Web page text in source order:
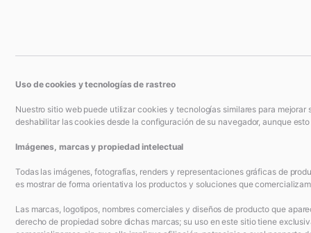
Uso de cookies y tecnologías de rastreo
Nuestro sitio web puede utilizar cookies y tecnologías similares para
deshabilitar las cookies desde la configuración de su navegador, aunque
Imágenes, marcas y propiedad intelectual
Todas las imágenes, fotografías, renders y representaciones gráficas de
es mostrar de forma orientativa los productos y soluciones que
Las marcas, logotipos, nombres comerciales y diseños de producto que
derecho de propiedad sobre dichas marcas; su uso en este sitio tiene